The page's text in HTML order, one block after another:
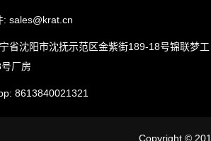
: sales@krat.cn
省沈阳市沈抚示范区金紫街189-18号锦联梦工
厂房
8613840021321
Copyright ©